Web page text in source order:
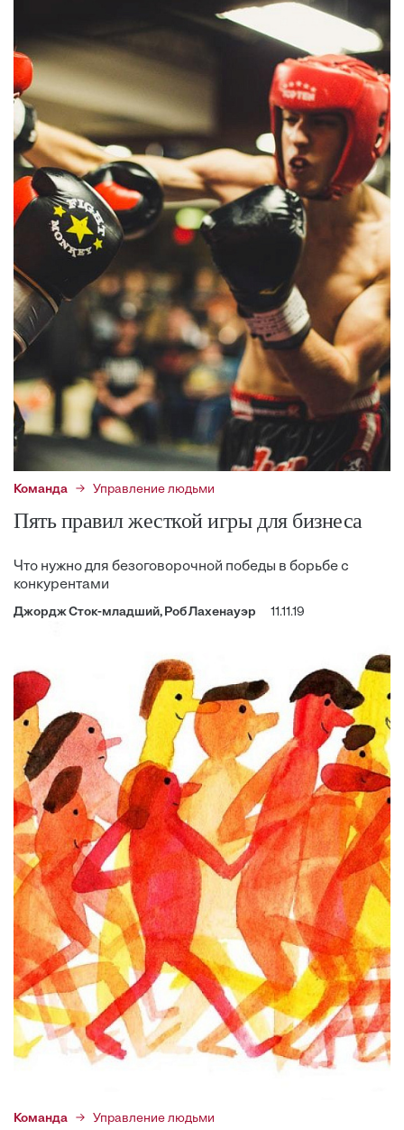
Команда Управление людьми
Пять правил жесткой игры для бизнеса
Что нужно для безоговорочной победы в борьбе с
конкурентами
Джордж Сток-младший, Роб Лахенауэр 11.11.19
Команда Управление людьми